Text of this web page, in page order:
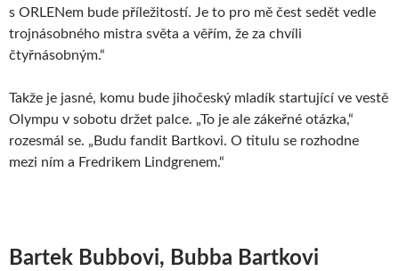
s ORLENem bude příležitostí. Je to pro mě čest sedět vedle
trojnásobného mistra světa a věřím, že za chvíli
čtyřnásobným.“
Takže je jasné, komu bude jihočeský mladík startující ve vestě
Olympu v sobotu držet palce. „To je ale zákeřné otázka,“
rozesmál se. „Budu fandit Bartkovi. O titulu se rozhodne
mezi ním a Fredrikem Lindgrenem.“
Bartek Bubbovi, Bubba Bartkovi